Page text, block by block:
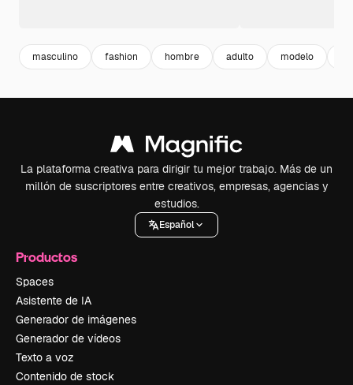
masculino fashion hombre adulto modelo
La plataforma creativa para dirigir tu mejor trabajo. Más de un
millón de suscriptores entre creativos, empresas, agencias y
estudios.
Español
Productos
Spaces
Asistente de IA
Generador de imágenes
Generador de vídeos
Texto a voz
Contenido de stock